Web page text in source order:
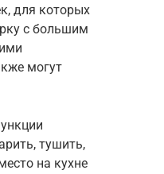
для которых
с большим
могут
тушить,
на кухне